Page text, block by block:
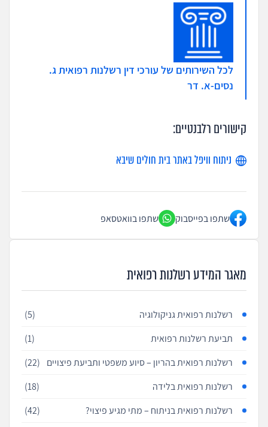
לכל השירותים של עורכי דין רשלנות רפואית ג.
נסים-א. דר
קישורים רלבנטיים:
ניתוח וויפל באתר בית חולים שיבא
שתפו בפייסבוק שתפו בוואטסאפ
מאגר המידע רשלנות רפואית
רשלנות רפואית גניקולוגיה
(5)
תביעת רשלנות רפואית
(1)
רשלנות רפואית בהריון – סיוע משפטי ותביעת פיצויים
(22)
רשלנות רפואית בלידה
(18)
רשלנות רפואית בניתוח – מתי מגיע פיצוי?
(42)